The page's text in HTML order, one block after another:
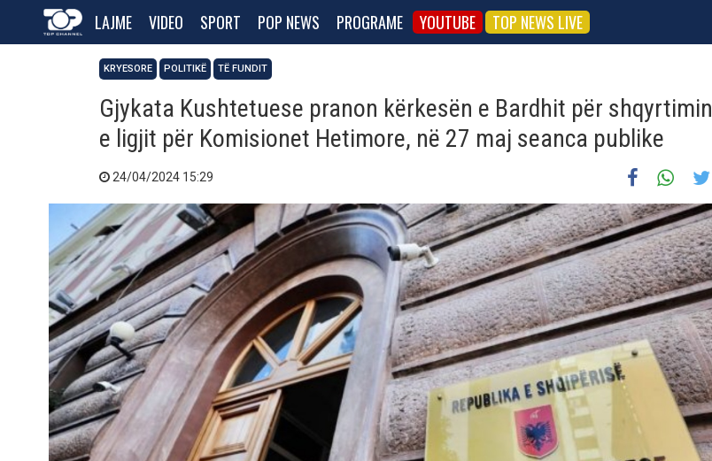
LAJME VIDEO SPORT POP NEWS PROGRAME YOUTUBE TOP NEWS LIVE
KRYESORE POLITIKË TË FUNDIT
Gjykata Kushtetuese pranon kërkesën e Bardhit për shqyrtimin
e ligjit për Komisionet Hetimore, në 27 maj seanca publike
24/04/2024 15:29